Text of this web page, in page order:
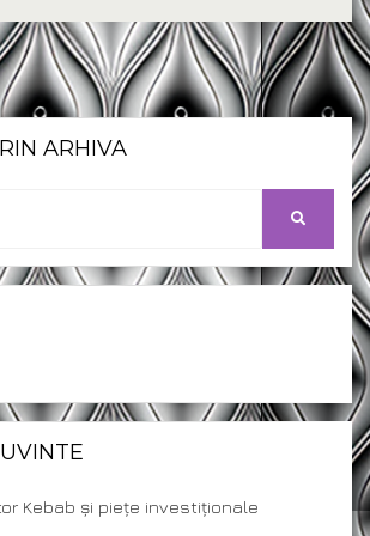
ARHIVA
SEARCH
Kebab și piețe investiționale